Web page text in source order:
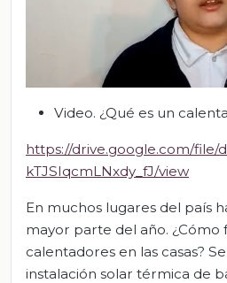
Video. ¿Qué es un
https://drive.google.com/file/
kTJSIqcmLNxdy_fJ/view
En muchos lugares del país
mayor parte del año. ¿Cómo
calentadores en las casas?
instalación solar térmica de